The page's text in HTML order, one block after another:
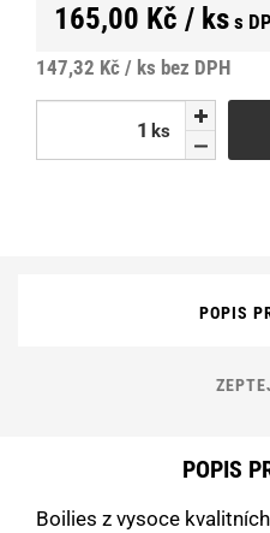
165,00 Kč / ks s
147,32 Kč / ks bez DPH
ks
ks
POPIS
POPIS
Boilies z vysoce